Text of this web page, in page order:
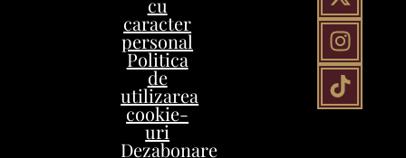
cu
caracter
personal
Politica
de
utilizarea
cookie-
uri
Dezabonare